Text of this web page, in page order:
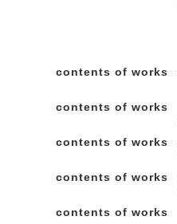
contents of works
contents of works
contents of works
contents of works
contents of works